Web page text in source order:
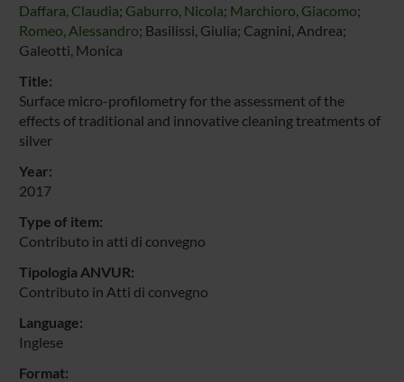
Daffara, Claudia; Gaburro, Nicola; Marchioro, Giacomo;
Romeo, Alessandro; Basilissi, Giulia; Cagnini, Andrea;
Galeotti, Monica
Title:
Surface micro-profilometry for the assessment of the
effects of traditional and innovative cleaning treatments of
silver
Year:
2017
Type of item:
Contributo in atti di convegno
Tipologia ANVUR:
Contributo in Atti di convegno
Language:
Inglese
Format: